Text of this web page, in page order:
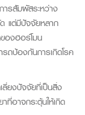
ารสัมผัสระหว่าง
ด แต่มีปัจจัยหลาก
ของฮอร์โมน
ถป้องกันการเกิดโรค
ลี่ยงปัจจัยที่เป็นสิ่ง
ที่อาจกระตุ้นให้เกิด